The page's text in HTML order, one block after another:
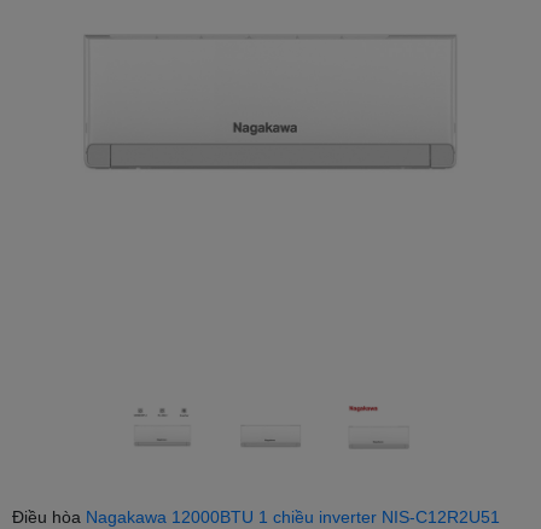
Điều hòa Nagakawa 12000BTU 1 chiều inverter NIS-C12R2U51